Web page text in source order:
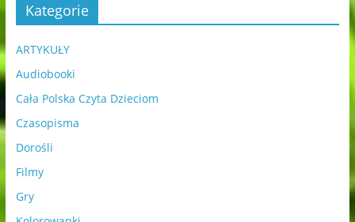
Kategorie
ARTYKUŁY
Audiobooki
Cała Polska Czyta Dzieciom
Czasopisma
Dorośli
Filmy
Gry